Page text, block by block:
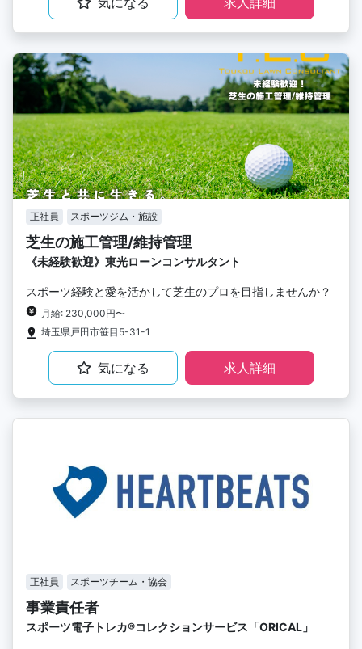
正社員 スポーツジム・施設
芝生の施工管理/維持管理
《未経験歓迎》東光ローンコンサルタント
スポーツ経験と愛を活かして芝生のプロを目指しませんか？
月給: 230,000円〜
埼玉県戸田市笹目5-31-1
気になる 求人詳細
正社員 スポーツチーム・協会
事業責任者
スポーツ電子トレカ®︎コレクションサービス「ORICAL」